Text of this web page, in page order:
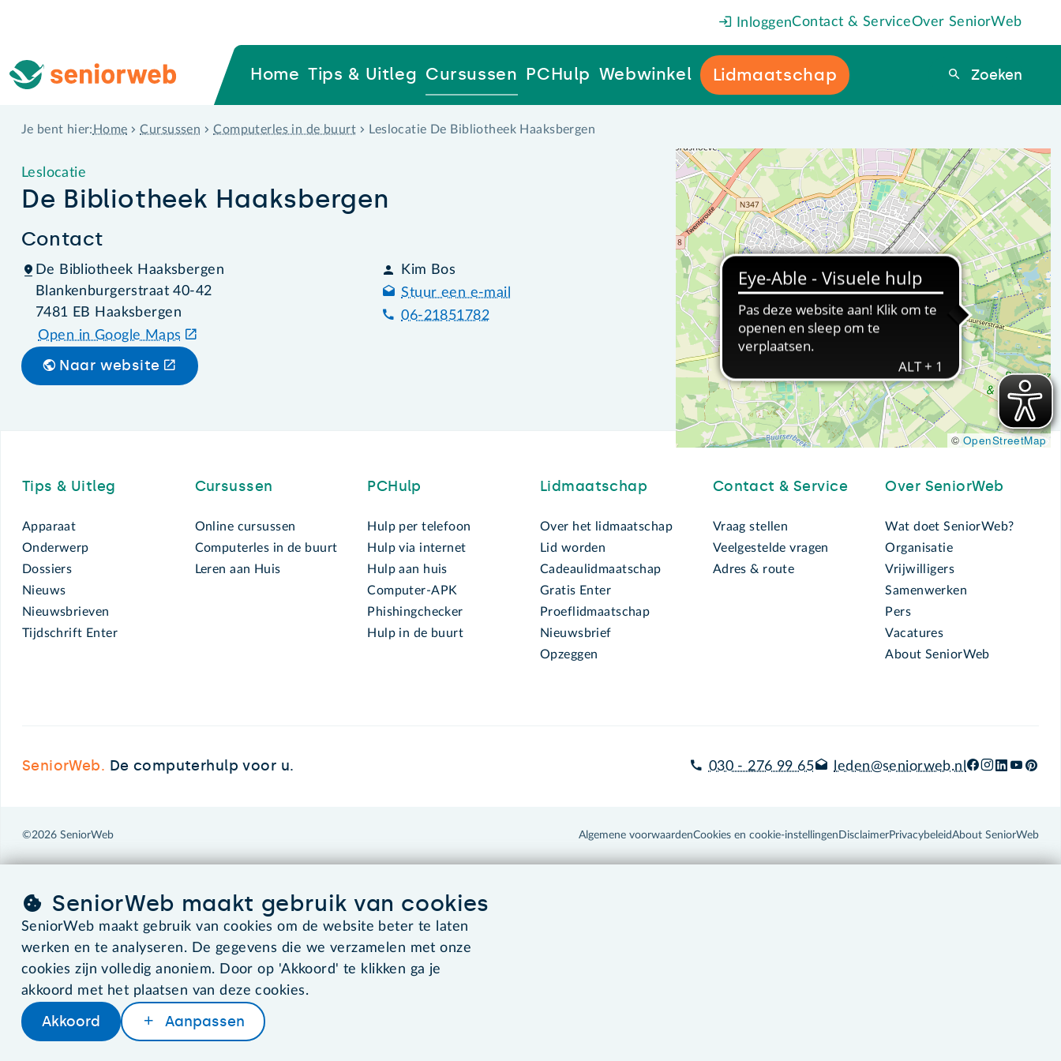
InloggenContact & ServiceOver SeniorWeb
Home Tips & Uitleg Cursussen PCHulp Webwinkel Lidmaatschap Zoeken
Zoeken
Je bent hier: Home Cursussen Computerles in de buurt Leslocatie De Bibliotheek Haaksbergen
Leslocatie
De Bibliotheek Haaksbergen
Contact
De Bibliotheek Haaksbergen
Blankenburgerstraat 40-42
7481 EB Haaksbergen
Open in Google Maps
Kim Bos
Stuur een e-mail
06-21851782
Naar website
© OpenStreetMap
Tips & Uitleg
Apparaat
Onderwerp
Dossiers
Nieuws
Nieuwsbrieven
Tijdschrift Enter
Cursussen
Online cursussen
Computerles in de buurt
Leren aan Huis
PCHulp
Hulp per telefoon
Hulp via internet
Hulp aan huis
Computer-APK
Phishingchecker
Hulp in de buurt
Lidmaatschap
Over het lidmaatschap
Lid worden
Cadeaulidmaatschap
Gratis Enter
Proeflidmaatschap
Nieuwsbrief
Opzeggen
Contact & Service
Vraag stellen
Veelgestelde vragen
Adres & route
Over SeniorWeb
Wat doet SeniorWeb?
Organisatie
Vrijwilligers
Samenwerken
Pers
Vacatures
About SeniorWeb
SeniorWeb. De computerhulp voor u. 030 - 276 99 65 leden@seniorweb.nl
©2026 SeniorWeb Algemene voorwaardenCookies en cookie-instellingen DisclaimerPrivacybeleidAbout SeniorWeb
SeniorWeb maakt gebruik van cookies
SeniorWeb maakt gebruik van cookies om de website beter te laten
werken en te analyseren. De gegevens die we verzamelen met onze
cookies zijn volledig anoniem. Door op 'Akkoord' te klikken ga je
akkoord met het plaatsen van deze cookies.
Akkoord Aanpassen